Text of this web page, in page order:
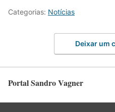
Categorias: Notícias
Deixar um
Portal Sandro Vagner